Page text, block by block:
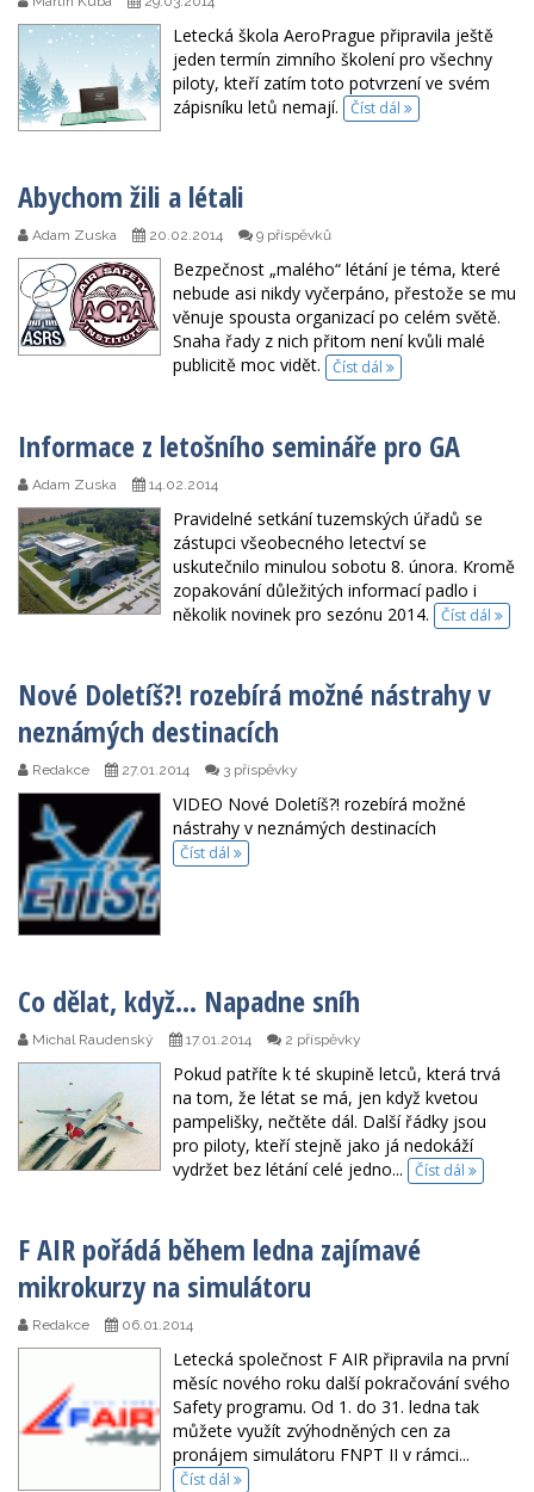
Letecká škola AeroPrague připravila ještě
jeden termín zimního školení pro všechny
piloty, kteří zatím toto potvrzení ve svém
zápisníku letů nemají.
Číst dál
Abychom žili a létali
Adam Zuska 20.02.2014 9 příspěvků
Bezpečnost „malého“ létání je téma, které
nebude asi nikdy vyčerpáno, přestože se mu
věnuje spousta organizací po celém světě.
Snaha řady z nich přitom není kvůli malé
publicitě moc vidět.
Číst dál
Informace z letošního semináře pro GA
Adam Zuska 14.02.2014
Pravidelné setkání tuzemských úřadů se
zástupci všeobecného letectví se
uskutečnilo minulou sobotu 8. února. Kromě
zopakování důležitých informací padlo i
několik novinek pro sezónu 2014.
Číst dál
Nové Doletíš?! rozebírá možné nástrahy v
neznámých destinacích
Redakce 27.01.2014 3 příspěvky
VIDEO Nové Doletíš?! rozebírá možné
nástrahy v neznámých destinacích
Číst dál
Co dělat, když… Napadne sníh
Michal Raudenský 17.01.2014 2 příspěvky
Pokud patříte k té skupině letců, která trvá
na tom, že létat se má, jen když kvetou
pampelišky, nečtěte dál. Další řádky jsou
pro piloty, kteří stejně jako já nedokáží
vydržet bez létání celé jedno...
Číst dál
F AIR pořádá během ledna zajímavé
mikrokurzy na simulátoru
Redakce 06.01.2014
Letecká společnost F AIR připravila na první
měsíc nového roku další pokračování svého
Safety programu. Od 1. do 31. ledna tak
můžete využít zvýhodněných cen za
pronájem simulátoru FNPT II v rámci...
Číst dál